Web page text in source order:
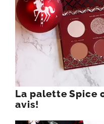
La palette Spice
avis!